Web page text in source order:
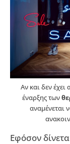
Αν και δεν
έναρξης των
αναμένεται
Εφόσον